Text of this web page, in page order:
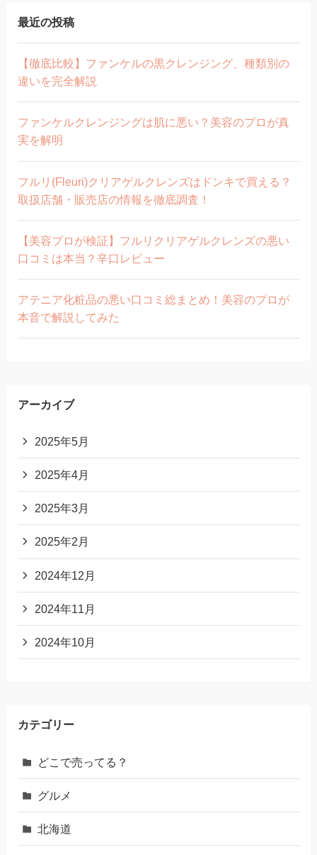
最近の投稿
【徹底比較】ファンケルの黒クレンジング、種類別の
違いを完全解説
ファンケルクレンジングは肌に悪い？美容のプロが真
実を解明
フルリ(Fleuri)クリアゲルクレンズはドンキで買える？
取扱店舗・販売店の情報を徹底調査！
【美容プロが検証】フルリクリアゲルクレンズの悪い
口コミは本当？辛口レビュー
アテニア化粧品の悪い口コミ総まとめ！美容のプロが
本音で解説してみた
アーカイブ
2025年5月
2025年4月
2025年3月
2025年2月
2024年12月
2024年11月
2024年10月
カテゴリー
どこで売ってる？
グルメ
北海道